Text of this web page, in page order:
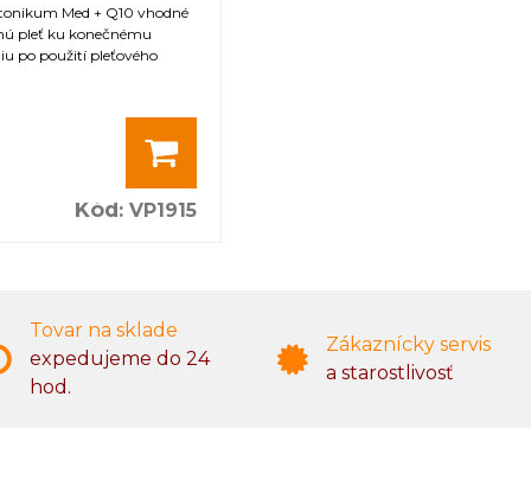
Med + Q10 vhodné
pleť ku konečnému
po použití pleťového
Kód: VP1915
Tovar na sklade
expedujeme do 24
hod.
Zákaznícky servis
a starostlivosť